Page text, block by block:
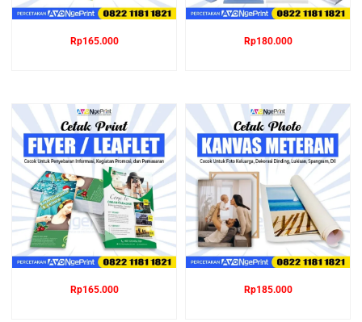
Rp165.000 Rp180.000
Rp165.000 Rp185.000